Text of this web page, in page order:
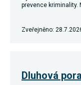
prevence kriminality.
Zveřejněno:
Dluhová